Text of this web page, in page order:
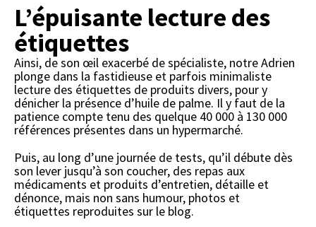
L’épuisante lecture des
étiquettes
Ainsi, de son œil exacerbé de spécialiste, notre Adrien
plonge dans la fastidieuse et parfois minimaliste
lecture des étiquettes de produits divers, pour y
dénicher la présence d’huile de palme. Il y faut de la
patience compte tenu des quelque 40 000 à 130 000
références présentes dans un hypermarché.
Puis, au long d’une journée de tests, qu’il débute dès
son lever jusqu’à son coucher, des repas aux
médicaments et produits d’entretien, détaille et
dénonce, mais non sans humour, photos et
étiquettes reproduites sur le blog.